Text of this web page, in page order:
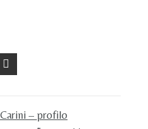
– profilo